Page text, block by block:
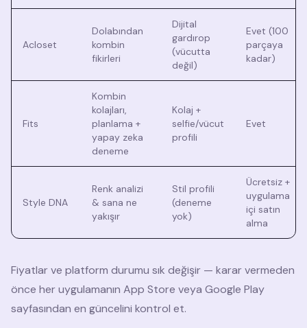
Acloset
Dolabından
kombin
fikirleri
Dijital
gardırop
(vücutta
değil)
Evet (100
parçaya
kadar)
Fits
Kombin
kolajları,
planlama +
yapay zeka
deneme
Kolaj +
selfie/vücut
profili
Evet
Style DNA
Renk analizi
& sana ne
yakışır
Stil profili
(deneme
yok)
Ücretsiz +
uygulama
içi satın
alma
Fiyatlar ve platform durumu sık değişir — karar vermeden
önce her uygulamanın App Store veya Google Play
sayfasından en güncelini kontrol et.